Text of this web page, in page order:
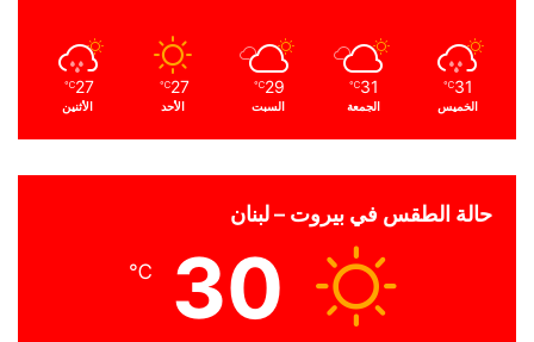
31
℃
الخميس
31
℃
الجمعة
29
℃
السبت
27
℃
الأحد
27
℃
الأثنين
حالة الطقس في بيروت – لبنان
30
℃